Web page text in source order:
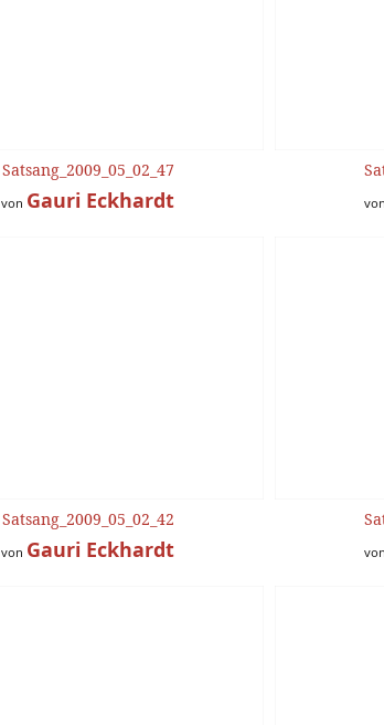
Satsang_2009_05_02_47
von Gauri Eckhardt von
Satsang_2009_05_02_42
von Gauri Eckhardt von